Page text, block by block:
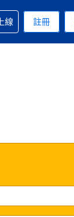
新台幣
的語言是繁體中
線 註冊